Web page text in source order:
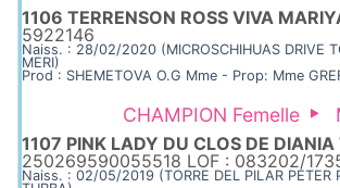
1106 TERRENSON ROSS VIVA
5922146
Naiss. : 28/02/2020 (MICROSCHIHUAS DRIVE
MERI)
Prod : SHEMETOVA O.G Mme - Prop: Mme
CHAMPION Femelle
1107 PINK LADY DU CLOS DE
250269590055518 LOF : 083202/
Naiss. : 02/05/2019 (TORRE DEL PILAR PETER